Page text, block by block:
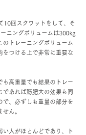
10回スクワットをして、そ
ニングボリュームは300kg
のトレーニングボリューム
をつける上で非常に重要な
も高重量でも結果のトレー
であれば筋肥大の効果も同
で、必ずしも重量の部分を
せん。
い人がほとんどであり、ト